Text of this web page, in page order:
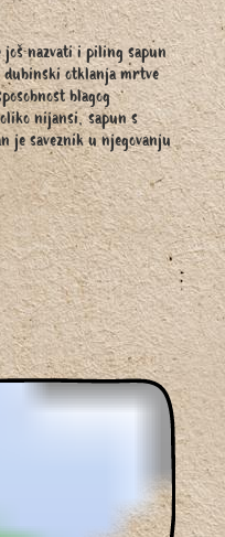
još nazvati i piling sapun
dubinski otklanja mrtve
blagog
nijansi, sapun s
je saveznik u njegovanju